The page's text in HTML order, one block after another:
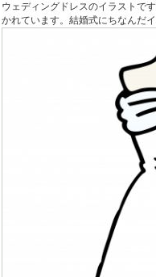
ウェディングドレスのイラストで
かれています。結婚式にちなんだ